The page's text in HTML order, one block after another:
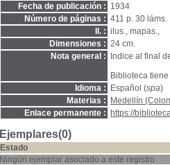
Fecha de publicación : 1934
Número de páginas : 411 p. 30 láms.
Il. : ilus., mapas.,
Dimensiones : 24 cm.
Nota general :
Indice al final
Biblioteca
Idioma :
Español (spa)
Materias :
Medellín
Enlace permanente :
https://
Ejemplares(0)
Estado
Ningún ejemplar asociado a este registro